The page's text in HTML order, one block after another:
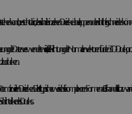
besteht darin, dass sich die einzelnen Dreiecke überlappen oder nicht richtig schneiden
der Daten verwendet wird, ist die Richtung der Normalenvektoren für den 3D-
zu drucken.
mit zu vielen Dreiecken. Dies tritt typischerweise bei komplexeren Formen auf. Es handelt
des Drucks.